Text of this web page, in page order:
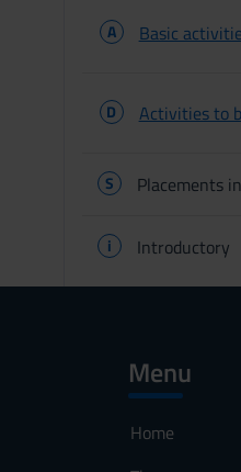
A Basic
D Activities to
S Placements
i Introductory
Menu
Home